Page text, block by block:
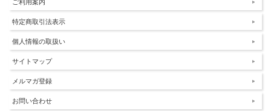
ご利用案内
特定商取引法表示
個人情報の取扱い
サイトマップ
メルマガ登録
お問い合わせ